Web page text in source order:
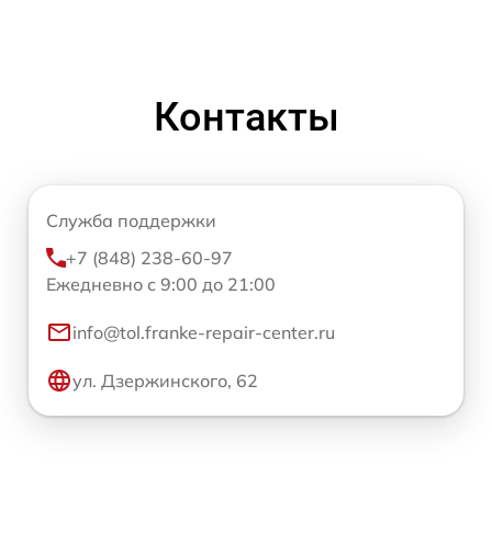
Контакты
Служба поддержки
+7 (848) 238-60-97
Ежедневно с 9:00 до 21:00
info@tol.franke-repair-center.ru
ул. Дзержинского, 62